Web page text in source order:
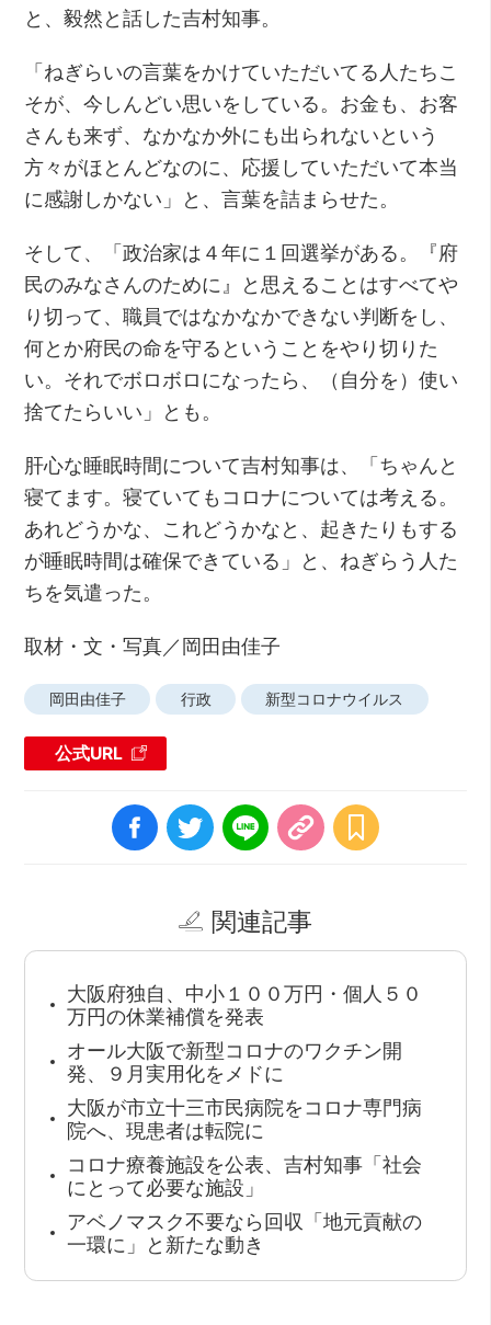
と、毅然と話した吉村知事。
「ねぎらいの言葉をかけていただいてる人たちこ
そが、今しんどい思いをしている。お金も、お客
さんも来ず、なかなか外にも出られないという
方々がほとんどなのに、応援していただいて本当
に感謝しかない」と、言葉を詰まらせた。
そして、「政治家は４年に１回選挙がある。『府
民のみなさんのために』と思えることはすべてや
り切って、職員ではなかなかできない判断をし、
何とか府民の命を守るということをやり切りた
い。それでボロボロになったら、（自分を）使い
捨てたらいい」とも。
肝心な睡眠時間について吉村知事は、「ちゃんと
寝てます。寝ていてもコロナについては考える。
あれどうかな、これどうかなと、起きたりもする
が睡眠時間は確保できている」と、ねぎらう人た
ちを気遣った。
取材・文・写真／岡田由佳子
岡田由佳子 行政 新型コロナウイルス
公式URL
関連記事
大阪府独自、中小１００万円・個人５０
万円の休業補償を発表
オール大阪で新型コロナのワクチン開
発、９月実用化をメドに
大阪が市立十三市民病院をコロナ専門病
院へ、現患者は転院に
コロナ療養施設を公表、吉村知事「社会
にとって必要な施設」
アベノマスク不要なら回収「地元貢献の
一環に」と新たな動き